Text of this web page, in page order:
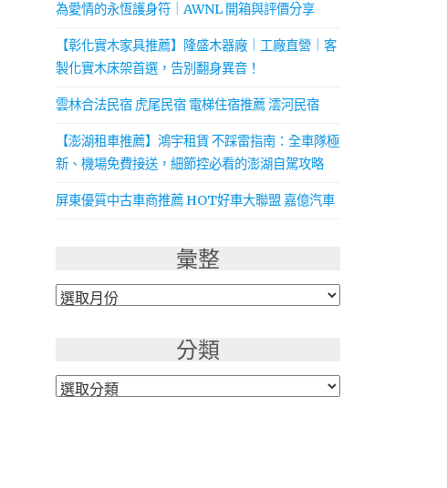
為愛情的永恆護身符｜AWNL 開箱與評價分享
【彰化實木家具推薦】隆盛木器廠｜工廠直營｜客
製化實木床架首選，告別翻身異音！
雲林合法民宿 虎尾民宿 電梯住宿推薦 澐河民宿
【澎湖租車推薦】鴻宇租賃 不踩雷指南：全車隊極
新、機場免費接送，細節控必看的澎湖自駕攻略
屏東優質中古車商推薦 HOT好車大聯盟 嘉億汽車
彙整
彙
分類
分